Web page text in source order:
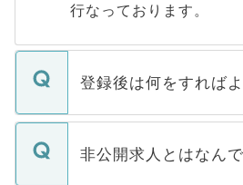
行なっております。
登録後は何をすれば
ご登録いただきました
登録内容を確認し、そ
非公開求人とはなん